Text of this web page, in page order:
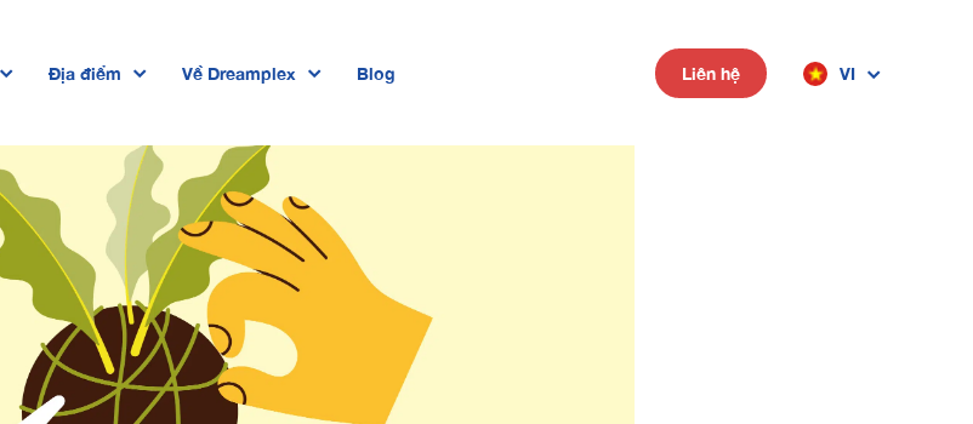
Địa điểm
Dreamplex Private Trần Quốc Toản
Dreamplex Lê Hiến Mai
Dreamplex Ngô Quang Huy
Dreamplex Trần Quang Khải
Dreamplex Nguyễn Trung Ngạn
Về Dreamplex Blog Liên hệ VI